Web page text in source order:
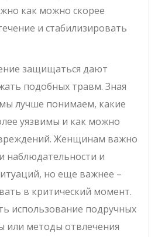
как можно скорее
и стабилизировать
защищаться дают
подобных травм. Зная
лучше понимаем, какие
уязвимы и как можно
Женщинам важно
наблюдательности и
но еще важнее –
в критический момент.
использование подручных
или методы отвлечения